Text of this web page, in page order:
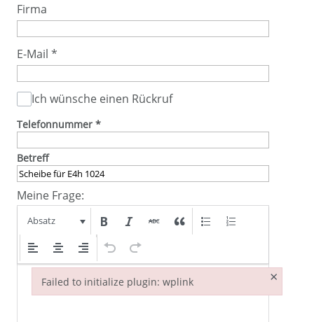
Firma
E-Mail *
Ich wünsche einen Rückruf
Telefonnummer *
Betreff
Meine Frage:
Absatz
Failed to initialize plugin: wplink ×
Failed to initialize plugin: wplink